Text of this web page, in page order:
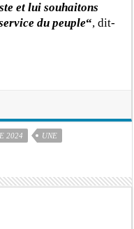
et lui souhaitons
du peuple“, dit-
2024 UNE